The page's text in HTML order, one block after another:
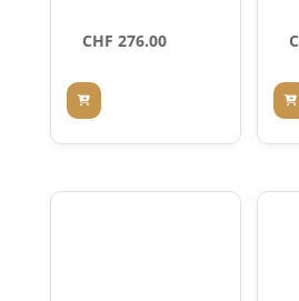
CHF 276.00